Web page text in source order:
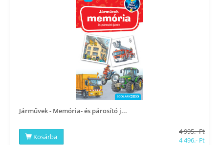
Járművek - Memória- és párosító j...
Kosárba
4 995.- Ft
4 496.- Ft